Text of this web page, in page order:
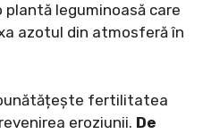
leguminoasă care
azotul din atmosferă în
fertilitatea
eroziunii. De